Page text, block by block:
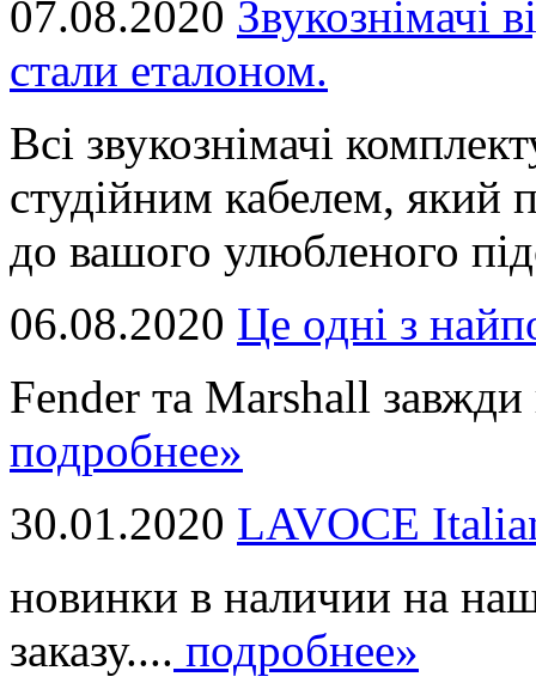
07.08.2020 Звукознімачі
стали еталоном.
Всі звукознімачі
студійним кабелем, який
до вашого улюбленого
06.08.2020 Це однi з
Fender та Marshall завжди
подробнее»
30.01.2020 LAVOCE
новинки в наличии на
заказу.... подробнее»